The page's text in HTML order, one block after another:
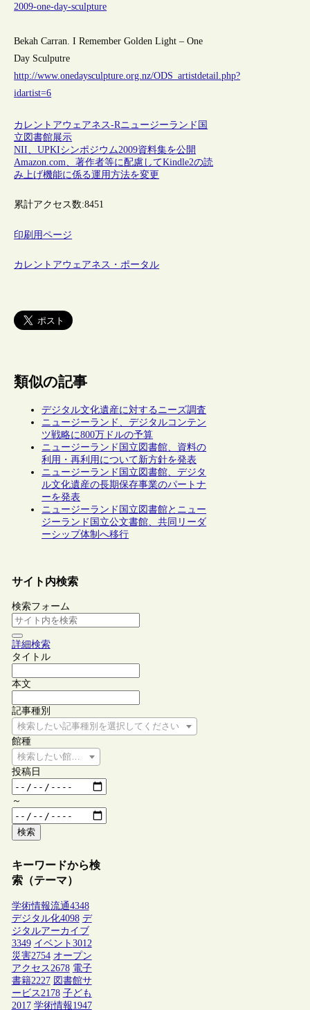
2009-one-day-sculpture
Bekah Carran. I Remember Golden Light – One
Day Sculputre
http://www.onedaysculpture.org.nz/ODS_artistdetail.php?
idartist=6
カレントアウェアネス-Rニュージーランド 国
立図書館展示
NII、UPKIシンポジウム2009資料集を公開
Amazon.com、著作者等に配慮してKindle2の読
み上げ機能に係る運用方法を変更
累計アクセス数:8451
印刷用ページ
カレントアウェアネス・ポータル
類似の記事
デジタル文化遺産に対するニーズ調査
ニュージーランド、デジタルコンテン
ツ戦略に800万ドルの予算
ニュージーランド国立図書館、資料の
利用・再利用について新方針を発表
ニュージーランド国立図書館、デジタ
ル文化遺産の長期保存事業のパートナ
ーを発表
ニュージーランド国立図書館とニュー
ジーランド国立公文書館、共同リーダ
ーシップ体制へ移行
サイト内検索
検索フォーム
詳細検索
タイトル
本文
記事種別
検索したい記事種別を選択してください
館種
検索したい館種を選択してください
投稿日
～
検索
キーワードから検
索（テーマ）
学術情報流通4348
デジタル化4098 デ
ジタルアーカイブ
3349 イベント 3012
災害2754 オープン
アクセス 2678 電子
書籍2227 図書館サ
ービス 2178 子ども
2017 学術情報1947